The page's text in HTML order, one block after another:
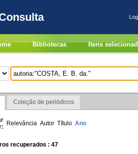
Bibliotecas Itens
Coleção de periódicos
Relevância Autor Título Ano
recuperados : 47